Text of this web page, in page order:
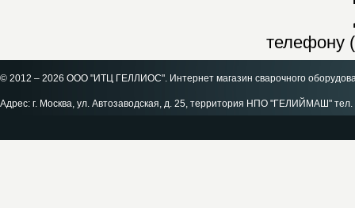
телефону
© 2012 – 2026 ООО "ИТЦ ГЕЛЛИОС". Интернет магазин сварочного
Адрес: г. Москва, ул. Автозаводская, д. 25, территория НПО "ГЕЛИЙМАШ"